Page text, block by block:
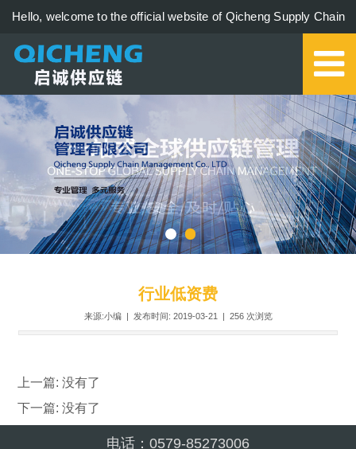
Hello, welcome to the official website of Qicheng Supply Chain
Management Co., Ltd.!
行业低资费
来源:小编 | 发布时间: 2019-03-21 | 256 次浏览
上一篇: 没有了
下一篇: 没有了
电话：0579-85273006